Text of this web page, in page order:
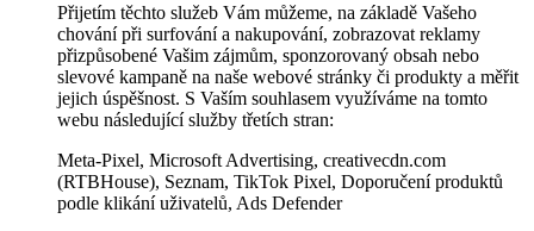
Přijetím těchto služeb Vám můžeme, na základě Vašeho
chování při surfování a nakupování, zobrazovat reklamy
přizpůsobené Vašim zájmům, sponzorovaný obsah nebo
slevové kampaně na naše webové stránky či produkty a měřit
jejich úspěšnost. S Vaším souhlasem využíváme na tomto
webu následující služby třetích stran:
Meta-Pixel, Microsoft Advertising, creativecdn.com
(RTBHouse), Seznam, TikTok Pixel, Doporučení produktů
podle klikání uživatelů, Ads Defender